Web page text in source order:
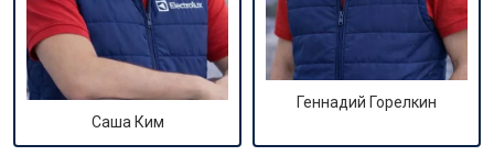
Саша Ким
Геннадий Горелкин